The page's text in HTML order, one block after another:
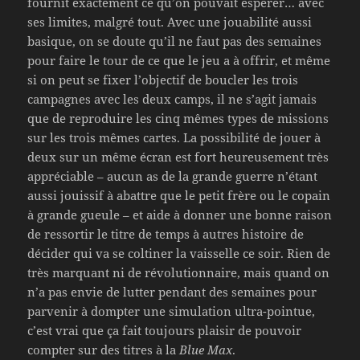
ses limites, malgré tout. Avec une jouabilité aussi
basique, on se doute qu’il ne faut pas des semaines
pour faire le tour de ce que le jeu a à offrir, et même
si on peut se fixer l’objectif de boucler les trois
campagnes avec les deux camps, il ne s’agit jamais
que de reproduire les cinq mêmes types de missions
sur les trois mêmes cartes. La possibilité de jouer à
deux sur un même écran est fort heureusement très
appréciable – aucun as de la grande guerre n’étant
aussi jouissif à abattre que le petit frère ou le copain
à grande gueule – et aide à donner une bonne raison
de ressortir le titre de temps à autres histoire de
décider qui va se coltiner la vaisselle ce soir. Rien de
très marquant ni de révolutionnaire, mais quand on
n’a pas envie de lutter pendant des semaines pour
parvenir à dompter une simulation ultra-pointue,
c’est vrai que ça fait toujours plaisir de pouvoir
compter sur des titres à la Blue Max.